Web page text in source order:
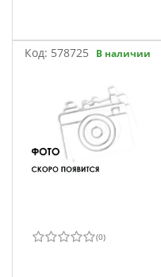
Код: 578725 В наличии
(0)